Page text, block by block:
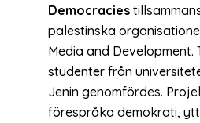
Democracies
palestinska
Media and Development.
studenter från
Jenin genomfördes.
förespråka demokrati,